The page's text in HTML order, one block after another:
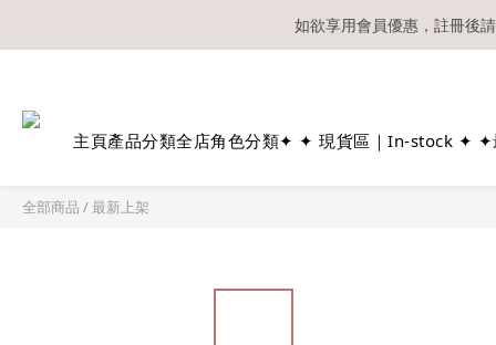
如欲享用會員優惠，註冊後
主頁產品分類全店角色分類✦ ✦ 現貨區｜In-stock ✦ ✦
全部商品 /最新上架